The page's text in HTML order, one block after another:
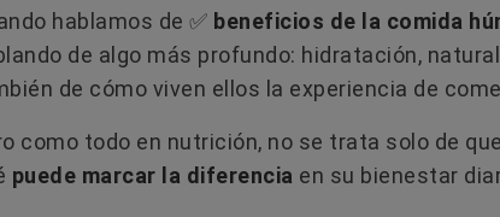
hablamos de ✅​ beneficios de la comida
de algo más profundo: hidratación,
de cómo viven ellos la experiencia de
como todo en nutrición, no se trata solo de
puede marcar la diferencia en su bienestar